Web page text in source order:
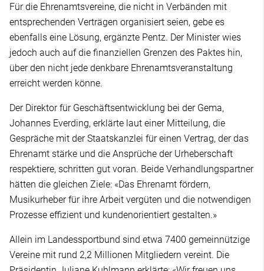
Für die Ehrenamtsvereine, die nicht in Verbänden mit
entsprechenden Verträgen organisiert seien, gebe es
ebenfalls eine Lösung, ergänzte Pentz. Der Minister wies
jedoch auch auf die finanziellen Grenzen des Paktes hin,
über den nicht jede denkbare Ehrenamtsveranstaltung
erreicht werden könne.
Der Direktor für Geschäftsentwicklung bei der Gema,
Johannes Everding, erklärte laut einer Mitteilung, die
Gespräche mit der Staatskanzlei für einen Vertrag, der das
Ehrenamt stärke und die Ansprüche der Urheberschaft
respektiere, schritten gut voran. Beide Verhandlungspartner
hätten die gleichen Ziele: «Das Ehrenamt fördern,
Musikurheber für ihre Arbeit vergüten und die notwendigen
Prozesse effizient und kundenorientiert gestalten.»
Allein im Landessportbund sind etwa 7400 gemeinnützige
Vereine mit rund 2,2 Millionen Mitgliedern vereint. Die